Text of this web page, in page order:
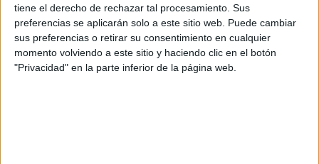
tiene el derecho de rechazar tal procesamiento. Sus
preferencias se aplicarán solo a este sitio web. Puede cambiar
sus preferencias o retirar su consentimiento en cualquier
momento volviendo a este sitio y haciendo clic en el botón
"Privacidad" en la parte inferior de la página web.
Contactar